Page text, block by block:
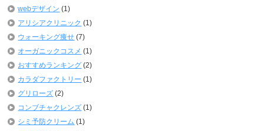
webデザイン (1)
アリシアクリニック (1)
ウォーキング痩せ (7)
オーガニックコスメ (1)
おすすめランキング (2)
カラダファクトリー (1)
グリローズ (2)
コンブチャクレンズ (1)
シミ予防クリーム (1)